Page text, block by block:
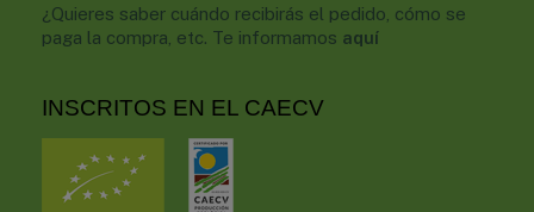
¿Quieres saber cuándo recibirás el pedido, cómo se
paga la compra, etc. Te informamos aquí
INSCRITOS EN EL CAECV